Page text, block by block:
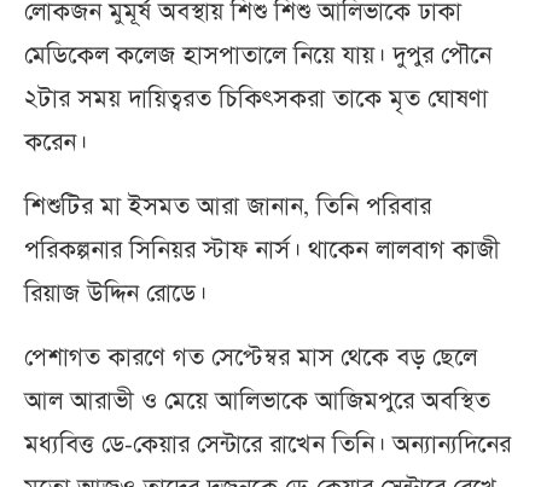
লোকজন মুমূর্ষ অবস্থায় শিশু শিশু আলিভাকে ঢাকা
মেডিকেল কলেজ হাসপাতালে নিয়ে যায়। দুপুর পৌনে
২টার সময় দায়িত্বরত চিকিৎসকরা তাকে ‍মৃত ঘোষণা
করেন।
শিশুটির মা ইসমত আরা জানান, তিনি পরিবার
পরিকল্পনার সিনিয়র স্টাফ নার্স। থাকেন লালবাগ কাজী
রিয়াজ উদ্দিন রোডে।
পেশাগত কারণে গত সেপ্টেম্বর মাস থেকে বড় ছেলে
আল আরাভী ও মেয়ে আলিভাকে আজিমপুরে অবস্থিত
মধ্যবিত্ত ডে-কেয়ার সেন্টারে রাখেন তিনি। অন্যান্যদিনের